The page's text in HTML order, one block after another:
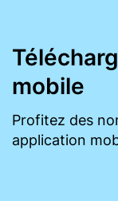
mobile
Profitez des
application